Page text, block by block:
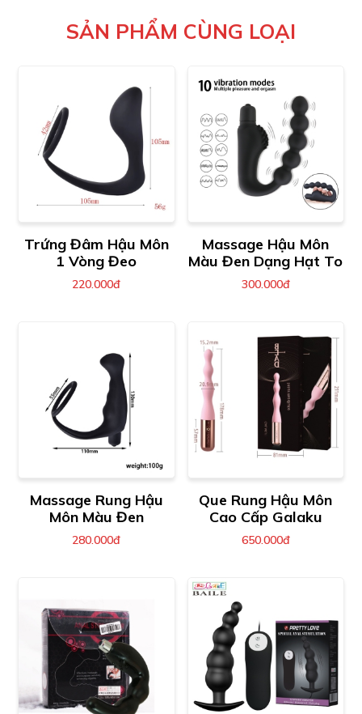
SẢN PHẨM CÙNG LOẠI
Trứng Đâm Hậu Môn
1 Vòng Đeo
220.000đ
Massage Hậu Môn
Màu Đen Dạng Hạt To
300.000đ
Massage Rung Hậu
Môn Màu Đen
280.000đ
Que Rung Hậu Môn
Cao Cấp Galaku
650.000đ